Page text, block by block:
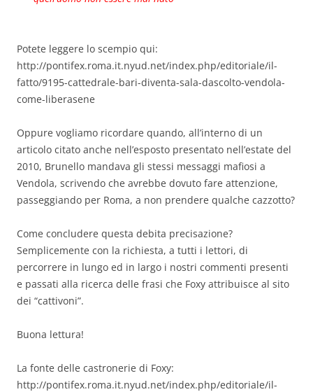
Potete leggere lo scempio qui:
http://pontifex.roma.it.nyud.net/index.php/editoriale/il-
fatto/9195-cattedrale-bari-diventa-sala-dascolto-vendola-
come-liberasene
Oppure vogliamo ricordare quando, all’interno di un
articolo citato anche nell’esposto presentato nell’estate del
2010, Brunello mandava gli stessi messaggi mafiosi a
Vendola, scrivendo che avrebbe dovuto fare attenzione,
passeggiando per Roma, a non prendere qualche cazzotto?
Come concludere questa debita precisazione?
Semplicemente con la richiesta, a tutti i lettori, di
percorrere in lungo ed in largo i nostri commenti presenti
e passati alla ricerca delle frasi che Foxy attribuisce al sito
dei “cattivoni”.
Buona lettura!
La fonte delle castronerie di Foxy:
http://pontifex.roma.it.nyud.net/index.php/editoriale/il-